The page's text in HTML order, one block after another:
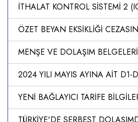
İTHALAT KONTROL SİSTEMİ 2
YENİ BAĞLAYICI TARİFE